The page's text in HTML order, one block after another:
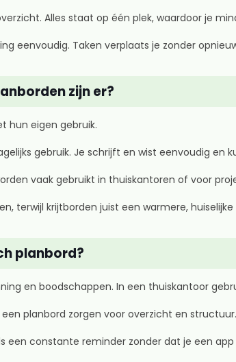
Alles staat op één plek, waardoor je
eenvoudig. Taken verplaats je zonder
zijn er?
hun eigen gebruik.
gebruik. Je schrijft en wist eenvoudig en
vaak gebruikt in thuiskantoren of voor
terwijl krijtborden juist een warmere,
planbord?
en boodschappen. In een thuiskantoor
planbord zorgen voor overzicht en structuur.
een constante reminder zonder dat je een